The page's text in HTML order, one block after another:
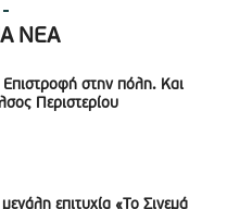
ΝΕΑ
στην πόλη. Και
Περιστερίου
επιτυχία «Το Σινεμά